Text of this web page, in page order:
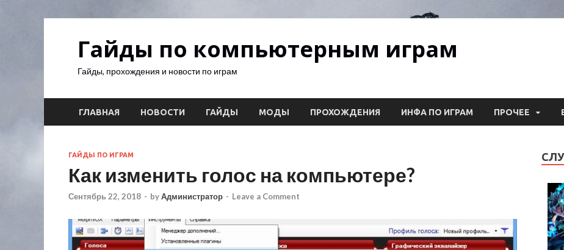
Гайды по компьютерным играм
Гайды, прохождения и новости по играм
ГЛАВНАЯ НОВОСТИ ГАЙДЫ МОДЫ ПРОХОЖДЕНИЯ ИНФА ПО ИГРАМ ПРОЧЕЕ
ГАЙДЫ ПО ИГРАМ
Как изменить голос на компьютере?
Сентябрь 22, 2018 - byАдминистратор - Leave a Comment